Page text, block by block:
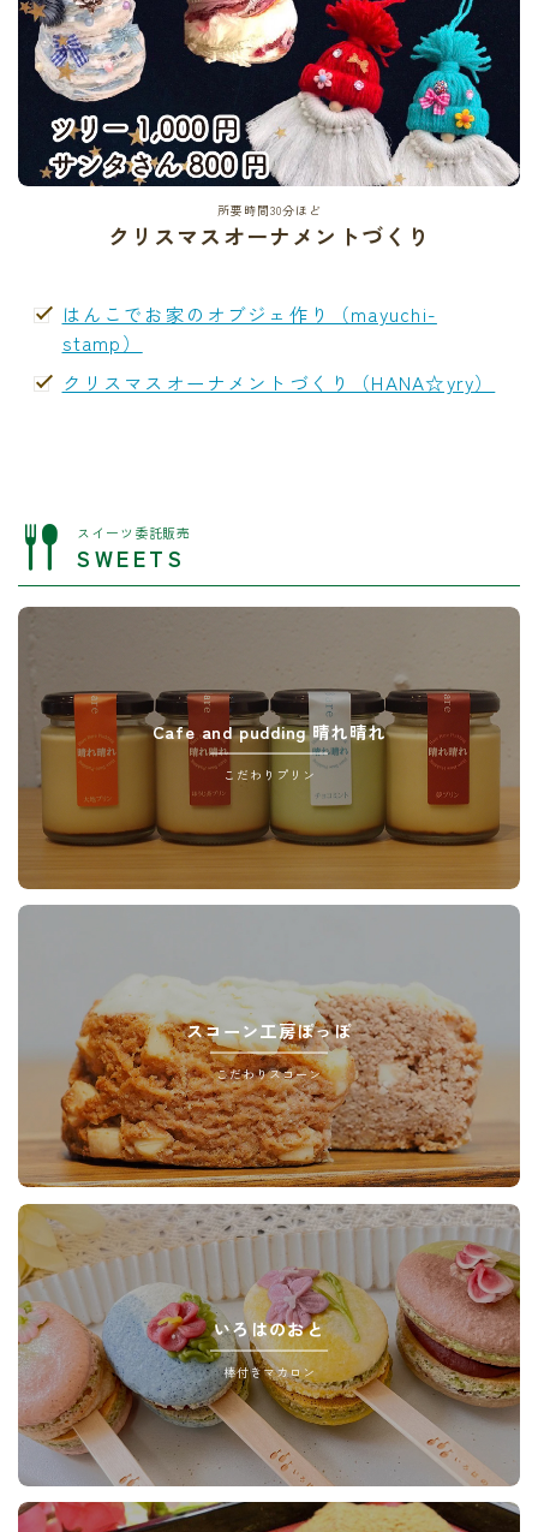
所要時間30分ほど
クリスマスオーナメントづくり
はんこでお家のオブジェ作り（mayuchi-
stamp）
クリスマスオーナメントづくり（HANA☆yry）
スイーツ委託販売
SWEETS
こだわりプリン
Cafe and pudding 晴れ晴れ
こだわりスコーン
スコーン工房ぽっぽ
棒付きマカロン
いろはのおと